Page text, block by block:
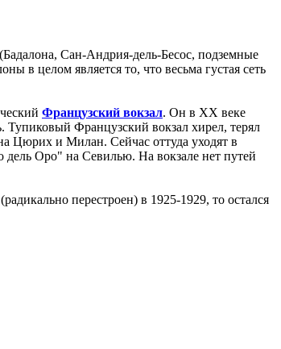
Сан-Андрия-дель-Бесос, подземные
в целом является то, что весьма густая сеть
Французский вокзал. Он в XX веке
Тупиковый Французский вокзал хирел, терял
Цюрих и Милан. Сейчас оттуда уходят в
Оро" на Севилью. На вокзале нет путей
перестроен) в 1925-1929, то остался